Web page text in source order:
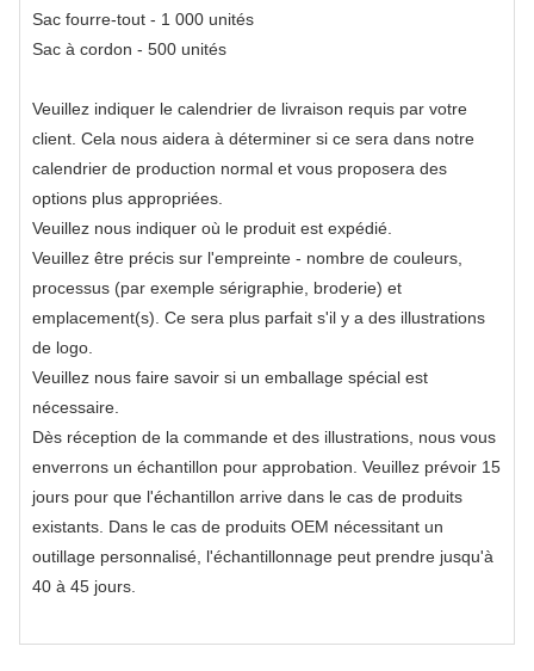
Sac fourre-tout - 1 000 unités
Sac à cordon - 500 unités
Veuillez indiquer le calendrier de livraison requis par votre
client. Cela nous aidera à déterminer si ce sera dans notre
calendrier de production normal et vous proposera des
options plus appropriées.
Veuillez nous indiquer où le produit est expédié.
Veuillez être précis sur l'empreinte - nombre de couleurs,
processus (par exemple sérigraphie, broderie) et
emplacement(s). Ce sera plus parfait s'il y a des illustrations
de logo.
Veuillez nous faire savoir si un emballage spécial est
nécessaire.
Dès réception de la commande et des illustrations, nous vous
enverrons un échantillon pour approbation. Veuillez prévoir 15
jours pour que l'échantillon arrive dans le cas de produits
existants. Dans le cas de produits OEM nécessitant un
outillage personnalisé, l'échantillonnage peut prendre jusqu'à
40 à 45 jours.